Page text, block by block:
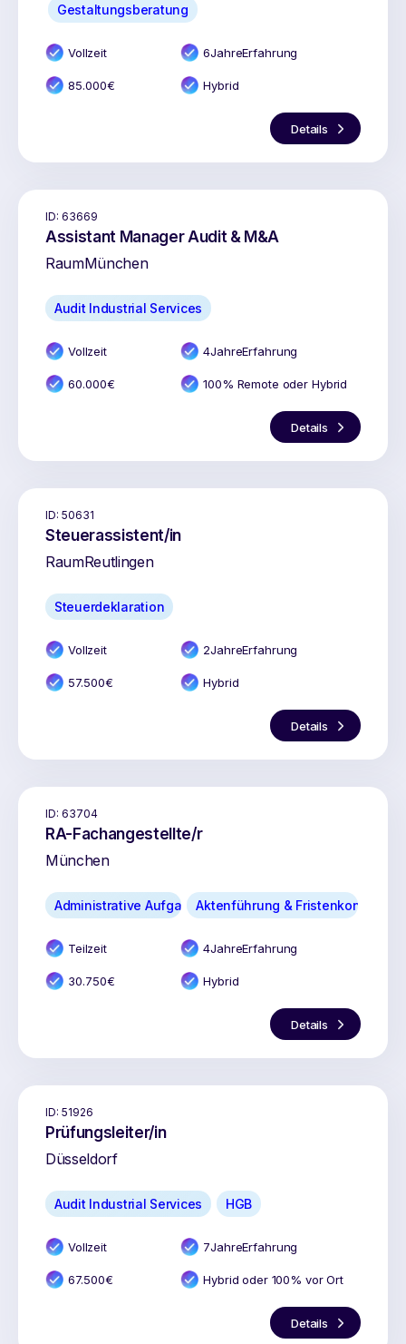
Gestaltungsberatung
Vollzeit 6JahreErfahrung
85.000€ Hybrid
Details
ID: 63669
Assistant Manager Audit & M&A
RaumMünchen
Audit Industrial Services
Vollzeit 4JahreErfahrung
60.000€ 100% Remote oder Hybrid
Details
ID: 50631
Steuerassistent/in
RaumReutlingen
Steuerdeklaration
Vollzeit 2JahreErfahrung
57.500€ Hybrid
Details
ID: 63704
RA-Fachangestellte/r
München
Administrative AufgabenAktenführung & Fristenkontrolle
Teilzeit 4JahreErfahrung
30.750€ Hybrid
Details
ID: 51926
Prüfungsleiter/in
Düsseldorf
Audit Industrial Services HGB
Vollzeit 7JahreErfahrung
67.500€ Hybrid oder 100% vor Ort
Details